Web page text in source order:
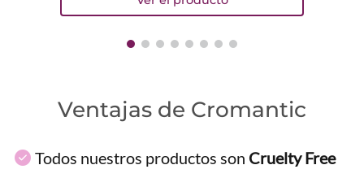
Ventajas de Cromantic
Todos nuestros productos son Cruelty Free